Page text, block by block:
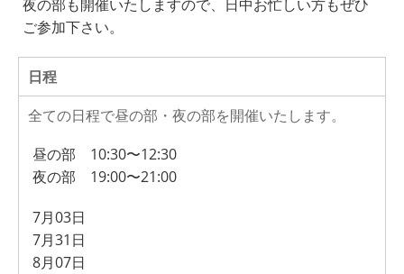
夜の部も開催いたしますので、日中お忙しい方もぜひ
ご参加下さい。
日程
全ての日程で昼の部・夜の部を開催いたします。
昼の部 10:30〜12:30
夜の部 19:00〜21:00
7月03日
7月31日
8月07日